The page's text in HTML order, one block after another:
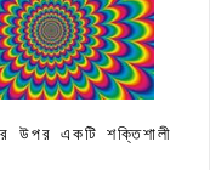
উপর একটি শক্তিশালী